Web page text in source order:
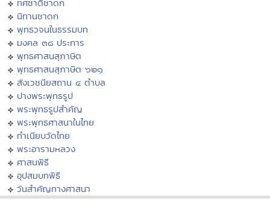
ทศชาติชาดก
นิทานชาดก
พุทธวจนในธรรมบท
มงคล ๓๘ ประการ
พุทธศาสนสุภาษิต
พุทธศาสนสุภาษิต ๖๒๑
สังเวชนียสถาน ๔ ตำบล
ปางพระพุทธรูป
พระพุทธรูปสำคัญ
พระพุทธศาสนาในไทย
ทำเนียบวัดไทย
พระอารามหลวง
ศาสนพิธี
อุปสมบทพิธี
วันสำคัญทางศาสนา